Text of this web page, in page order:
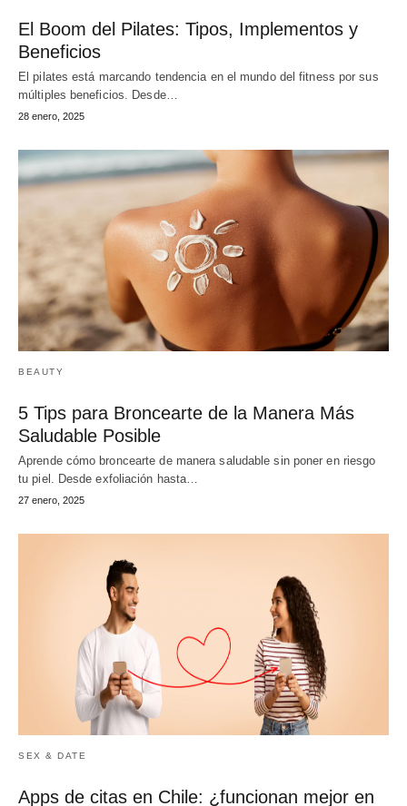
El Boom del Pilates: Tipos, Implementos y
Beneficios
El pilates está marcando tendencia en el mundo del fitness por sus
múltiples beneficios. Desde…
28 enero, 2025
BEAUTY
5 Tips para Broncearte de la Manera Más
Saludable Posible
Aprende cómo broncearte de manera saludable sin poner en riesgo
tu piel. Desde exfoliación hasta…
27 enero, 2025
SEX & DATE
Apps de citas en Chile: ¿funcionan mejor en